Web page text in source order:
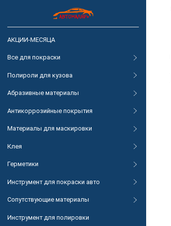
АКЦИИ-МЕСЯЦА
Все для покраски
Полироли для кузова
Абразивные материалы
Антикоррозийные покрытия
Материалы для маскировки
Клея
Герметики
Инструмент для покраски авто
Сопутствующие материалы
Инструмент для полировки